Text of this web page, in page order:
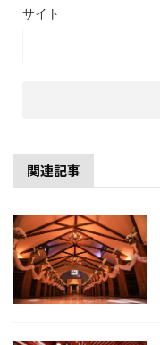
サイト
関連記事